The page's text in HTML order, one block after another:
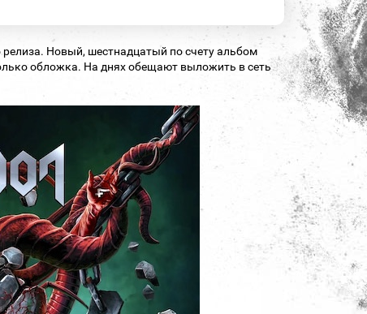
релиза. Новый, шестнадцатый по счету альбом
обложка. На днях обещают выложить в сеть